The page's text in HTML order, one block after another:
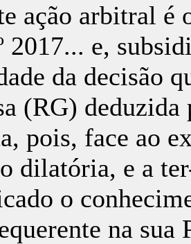
ação arbitral é
2017... e,
da decisão
(RG) deduzida
pois, face ao
dilatória, e a
o
na